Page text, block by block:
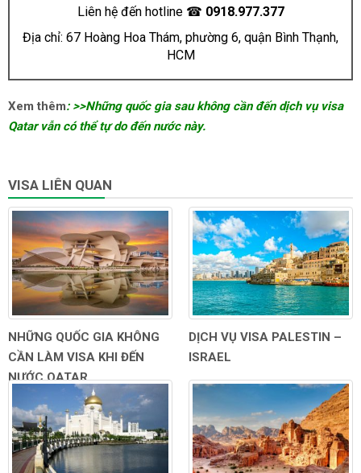
Liên hệ đến hotline ☎ 0918.977.377
Địa chỉ: 67 Hoàng Hoa Thám, phường 6, quận Bình Thạnh,
HCM
Xem thêm: >>Những quốc gia sau không cần đến dịch vụ visa
Qatar vẫn có thể tự do đến nước này.
VISA LIÊN QUAN
NHỮNG QUỐC GIA KHÔNG
CẦN LÀM VISA KHI ĐẾN
NƯỚC QATAR
DỊCH VỤ VISA PALESTIN –
ISRAEL